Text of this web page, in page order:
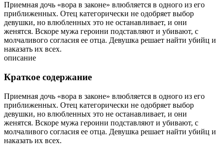
Приемная дочь «вора в законе» влюбляется в одного из его
приближенных. Отец категорически не одобряет выбор
девушки, но влюбленных это не останавливает, и они
женятся. Вскоре мужа героини подставляют и убивают, с
молчаливого согласия ее отца. Девушка решает найти убийц и
наказать их всех.
описание
Краткое содержание
Приемная дочь «вора в законе» влюбляется в одного из его
приближенных. Отец категорически не одобряет выбор
девушки, но влюбленных это не останавливает, и они
женятся. Вскоре мужа героини подставляют и убивают, с
молчаливого согласия ее отца. Девушка решает найти убийц и
наказать их всех.